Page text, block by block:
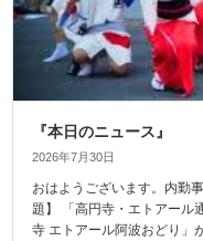
『本日のニュース』
2026年7月30日
おはようございます。内勤
題】 「高円寺・エトアー
寺 エトアール阿波おどり」